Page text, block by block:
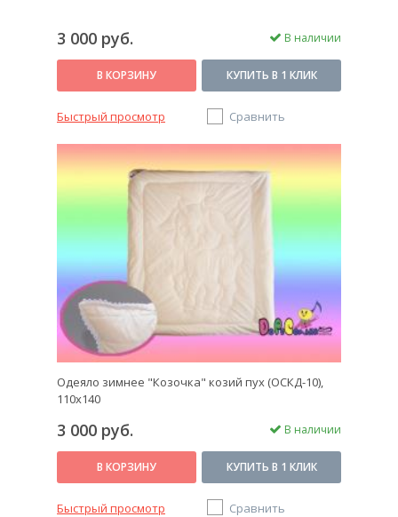
3 000 руб. В наличии
В КОРЗИНУ КУПИТЬ В 1 КЛИК
Быстрый просмотр Сравнить
Одеяло зимнее "Козочка" козий пух (ОСКД-10),
110x140
3 000 руб. В наличии
В КОРЗИНУ КУПИТЬ В 1 КЛИК
Быстрый просмотр Сравнить